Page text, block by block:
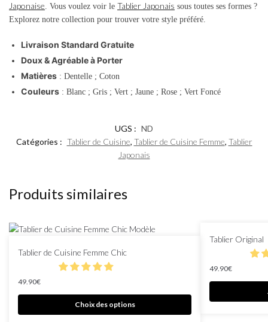
Japonaise. Vous voulez voir le Tablier Japonais sous toutes ses formes ?
Explorez notre collection pour trouver votre style préféré.
Livraison Standard Gratuite
Doux & Agréable à Porter
Matières : Dentelle ; Coton
Couleurs : Blanc ; Gris ; Vert ; Jaune ; Rose ; Vert Foncé
UGS : ND
Catégories : Tablier de Cuisine, Tablier de Cuisine Femme, Tablier
Japonais
Produits similaires
Tablier de Cuisine Femme Chic
49.90€
Choix des options
Tablier Original
49.90€